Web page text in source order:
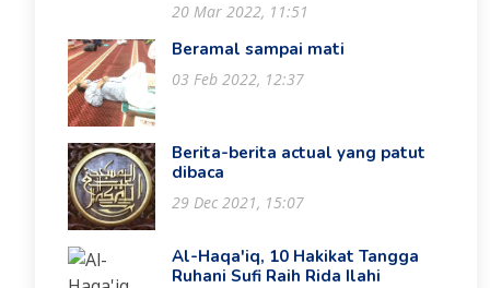
20 Mar 2022, 11:51
Beramal sampai mati
03 Feb 2022, 12:37
Berita-berita actual yang patut
dibaca
29 Dec 2021, 15:07
Al-Haqa'iq, 10 Hakikat Tangga
Ruhani Sufi Raih Rida Ilahi